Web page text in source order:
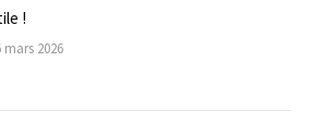
!
mars 2026